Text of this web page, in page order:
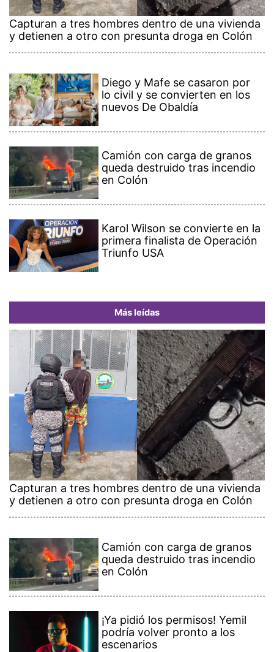
Capturan a tres hombres dentro de una vivienda
y detienen a otro con presunta droga en Colón
Diego y Mafe se casaron por
lo civil y se convierten en los
nuevos De Obaldía
Camión con carga de granos
queda destruido tras incendio
en Colón
Karol Wilson se convierte en la
primera finalista de Operación
Triunfo USA
Más leídas
Capturan a tres hombres dentro de una vivienda
y detienen a otro con presunta droga en Colón
Camión con carga de granos
queda destruido tras incendio
en Colón
¡Ya pidió los permisos! Yemil
podría volver pronto a los
escenarios